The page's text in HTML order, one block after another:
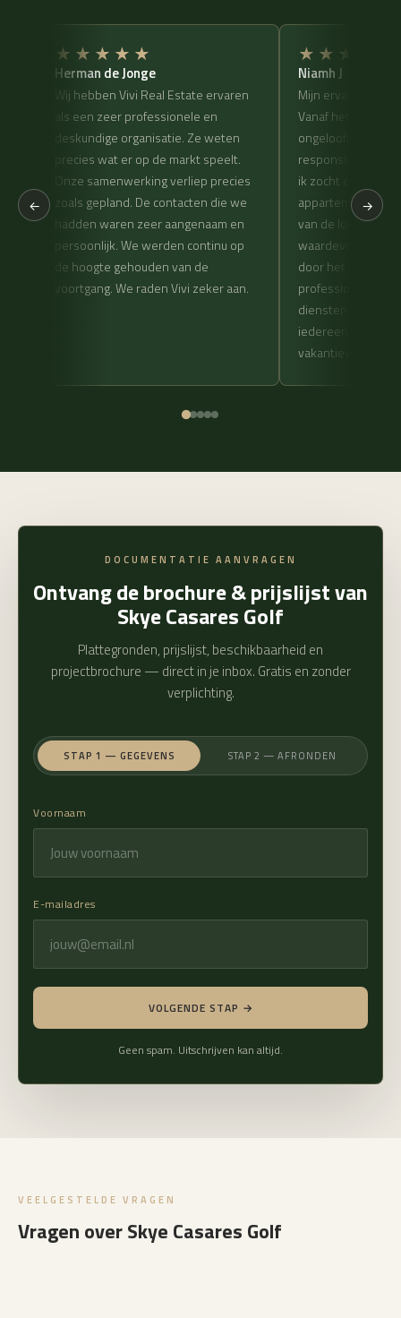
←
★★★★★
Herman de Jonge
Wij hebben Vivi Real Estate ervaren
als een zeer professionele en
deskundige organisatie. Ze weten
precies wat er op de markt speelt.
Onze samenwerking verliep precies
zoals gepland. De contacten die we
hadden waren zeer aangenaam en
persoonlijk. We werden continu op
de hoogte gehouden van de
voortgang. We raden Vivi zeker aan.
★★★★★
Niamh J
Mijn ervaring met
Vanaf het eerste
ongelooflijk
responsief. Ze
ik zocht en
appartement te
van de lokale
waardevol en ze
door het hele
professionaliteit
diensten ten
iedereen die wil
vakantiewoning.
→
DOCUMENTATIE AANVRAGEN
Ontvang de brochure & prijslijst van
Skye Casares Golf
Plattegronden, prijslijst, beschikbaarheid en
projectbrochure — direct in je inbox. Gratis en zonder
verplichting.
STAP 1 — GEGEVENS STAP 2 — AFRONDEN
Voornaam
E-mailadres
VOLGENDE STAP →
privacyverklaring
Geen spam. Uitschrijven kan altijd.
VEELGESTELDE VRAGEN
Vragen over Skye Casares Golf